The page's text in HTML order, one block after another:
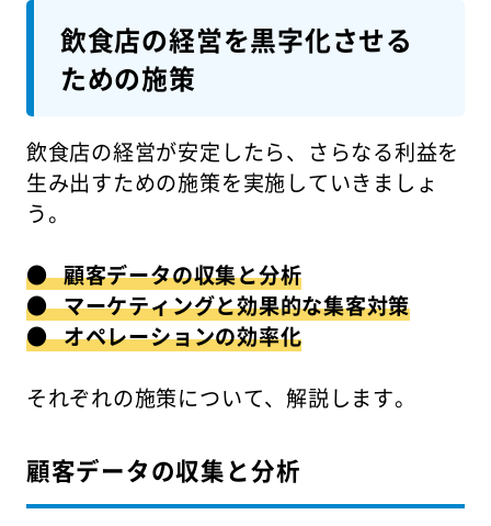
飲食店の経営を黒字化させる
ための施策
飲食店の経営が安定したら、さらなる利益を
生み出すための施策を実施していきましょ
う。
● 顧客データの収集と分析
● マーケティングと効果的な集客対策
● オペレーションの効率化
それぞれの施策について、解説します。
顧客データの収集と分析